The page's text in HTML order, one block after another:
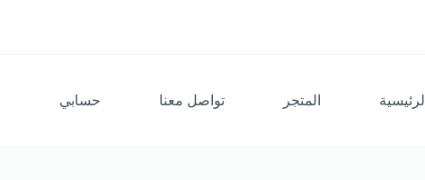
الرئيسية المتجر تواصل معنا حسابي